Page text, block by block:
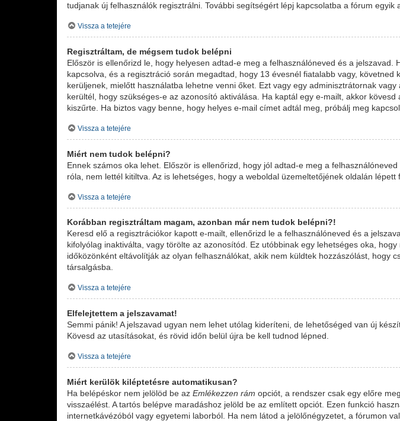
tudjanak új felhasználók regisztrálni. További segítségért lépj kapcsolatba a fórum egyik
Vissza a tetejére
Regisztráltam, de mégsem tudok belépni
Először is ellenőrizd le, hogy helyesen adtad-e meg a felhasználóneved és a
kapcsolva, és a regisztráció során megadtad, hogy 13 évesnél fiatalabb vagy,
kerüljenek, mielőtt használatba lehetne venni őket. Ezt vagy egy adminisztrátornak
kerültél, hogy szükséges-e az azonosító aktiválása. Ha kaptál egy e-mailt, akkor
kiszűrte. Ha biztos vagy benne, hogy helyes e-mail címet adtál meg, próbálj meg
Vissza a tetejére
Miért nem tudok belépni?
Ennek számos oka lehet. Először is ellenőrizd, hogy jól adtad-e meg a
róla, nem lettél kitiltva. Az is lehetséges, hogy a weboldal üzemeltetőjének oldalán
Vissza a tetejére
Korábban regisztráltam magam, azonban már nem tudok belépni?!
Keresd elő a regisztrációkor kapott e-mailt, ellenőrizd le a felhasználóneved és a
kifolyólag inaktiválta, vagy törölte az azonosítód. Ez utóbbinak egy lehetséges oka,
időközönként eltávolítják az olyan felhasználókat, akik nem küldtek hozzászólást,
társalgásba.
Vissza a tetejére
Elfelejtettem a jelszavamat!
Semmi pánik! A jelszavad ugyan nem lehet utólag kideríteni, de lehetőséged van új
Kövesd az utasításokat, és rövid időn belül újra be kell tudnod lépned.
Vissza a tetejére
Miért kerülök kiléptetésre automatikusan?
Ha belépéskor nem jelölöd be azEmlékezzen rám opciót, a rendszer csak egy előre
visszaélést. A tartós belépve maradáshoz jelöld be az említett opciót. Ezen funkció
internetkávézóból vagy egyetemi laborból. Ha nem látod a jelölőnégyzetet, a fórumon